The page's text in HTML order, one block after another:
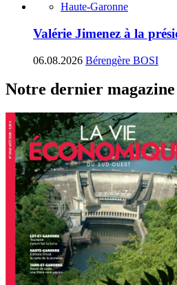
Haute-Garonne
Valérie Jimenez à la
06.08.2026 Bérengère BOSI
Notre dernier magazine